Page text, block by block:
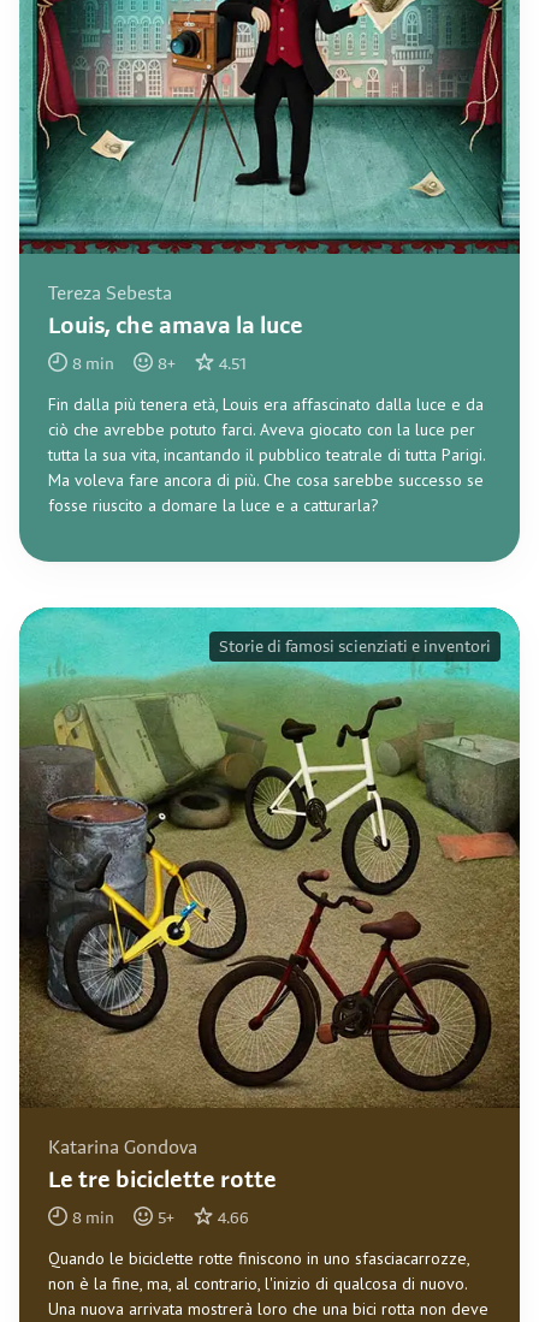
Tereza Sebesta
Louis, che amava la luce
8 min 8+ 4.51
Fin dalla più tenera età, Louis era affascinato dalla luce e da
ciò che avrebbe potuto farci. Aveva giocato con la luce per
tutta la sua vita, incantando il pubblico teatrale di tutta Parigi.
Ma voleva fare ancora di più. Che cosa sarebbe successo se
fosse riuscito a domare la luce e a catturarla?
Katarina Gondova
Le tre biciclette rotte
8 min 5+ 4.66
Quando le biciclette rotte finiscono in uno sfasciacarrozze,
non è la fine, ma, al contrario, l'inizio di qualcosa di nuovo.
Una nuova arrivata mostrerà loro che una bici rotta non deve
Storie di famosi scienziati e inventori